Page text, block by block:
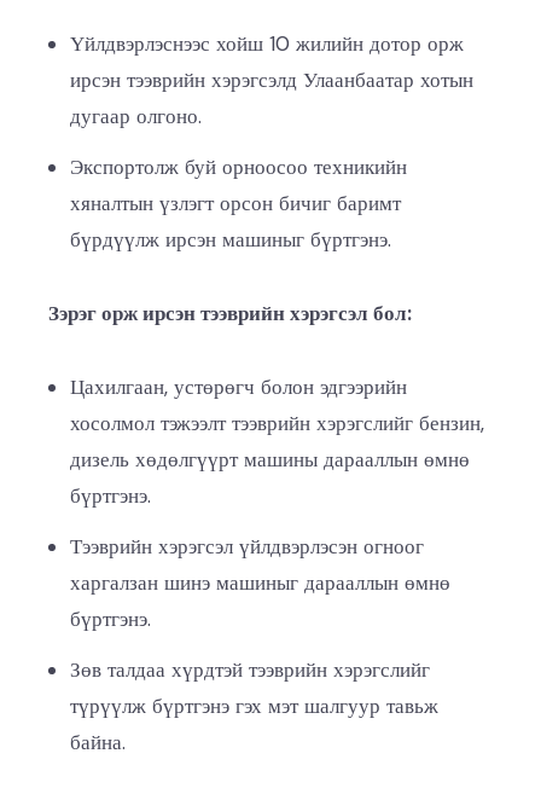
Үйлдвэрлэснээс хойш 10 жилийн дотор орж
ирсэн тээврийн хэрэгсэлд Улаанбаатар хотын
дугаар олгоно.
Экспортолж буй орноосоо техникийн
хяналтын үзлэгт орсон бичиг баримт
бүрдүүлж ирсэн машиныг бүртгэнэ.
Зэрэг орж ирсэн тээврийн хэрэгсэл бол:
Цахилгаан, устөрөгч болон эдгээрийн
хосолмол тэжээлт тээврийн хэрэгслийг бензин,
дизель хөдөлгүүрт машины дарааллын өмнө
бүртгэнэ.
Тээврийн хэрэгсэл үйлдвэрлэсэн огноог
харгалзан шинэ машиныг дарааллын өмнө
бүртгэнэ.
Зөв талдаа хүрдтэй тээврийн хэрэгслийг
түрүүлж бүртгэнэ гэх мэт шалгуур тавьж
байна.